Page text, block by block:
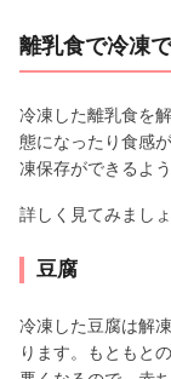
離乳食で冷凍
冷凍した離乳食を
態になったり食感
凍保存ができるよ
詳しく見てみましょ
豆腐
冷凍した豆腐は解
ります。もともと